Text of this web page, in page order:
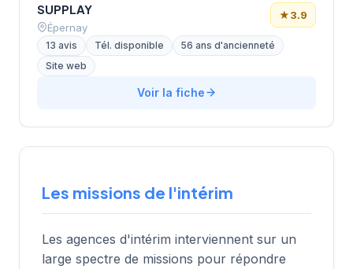
SUPPLAY
Épernay
★3.9
13 avis Tél. disponible
56 ans d'ancienneté
Site web
Voir la fiche
Les missions de l'intérim
Les agences d'intérim interviennent sur un
large spectre de missions pour répondre